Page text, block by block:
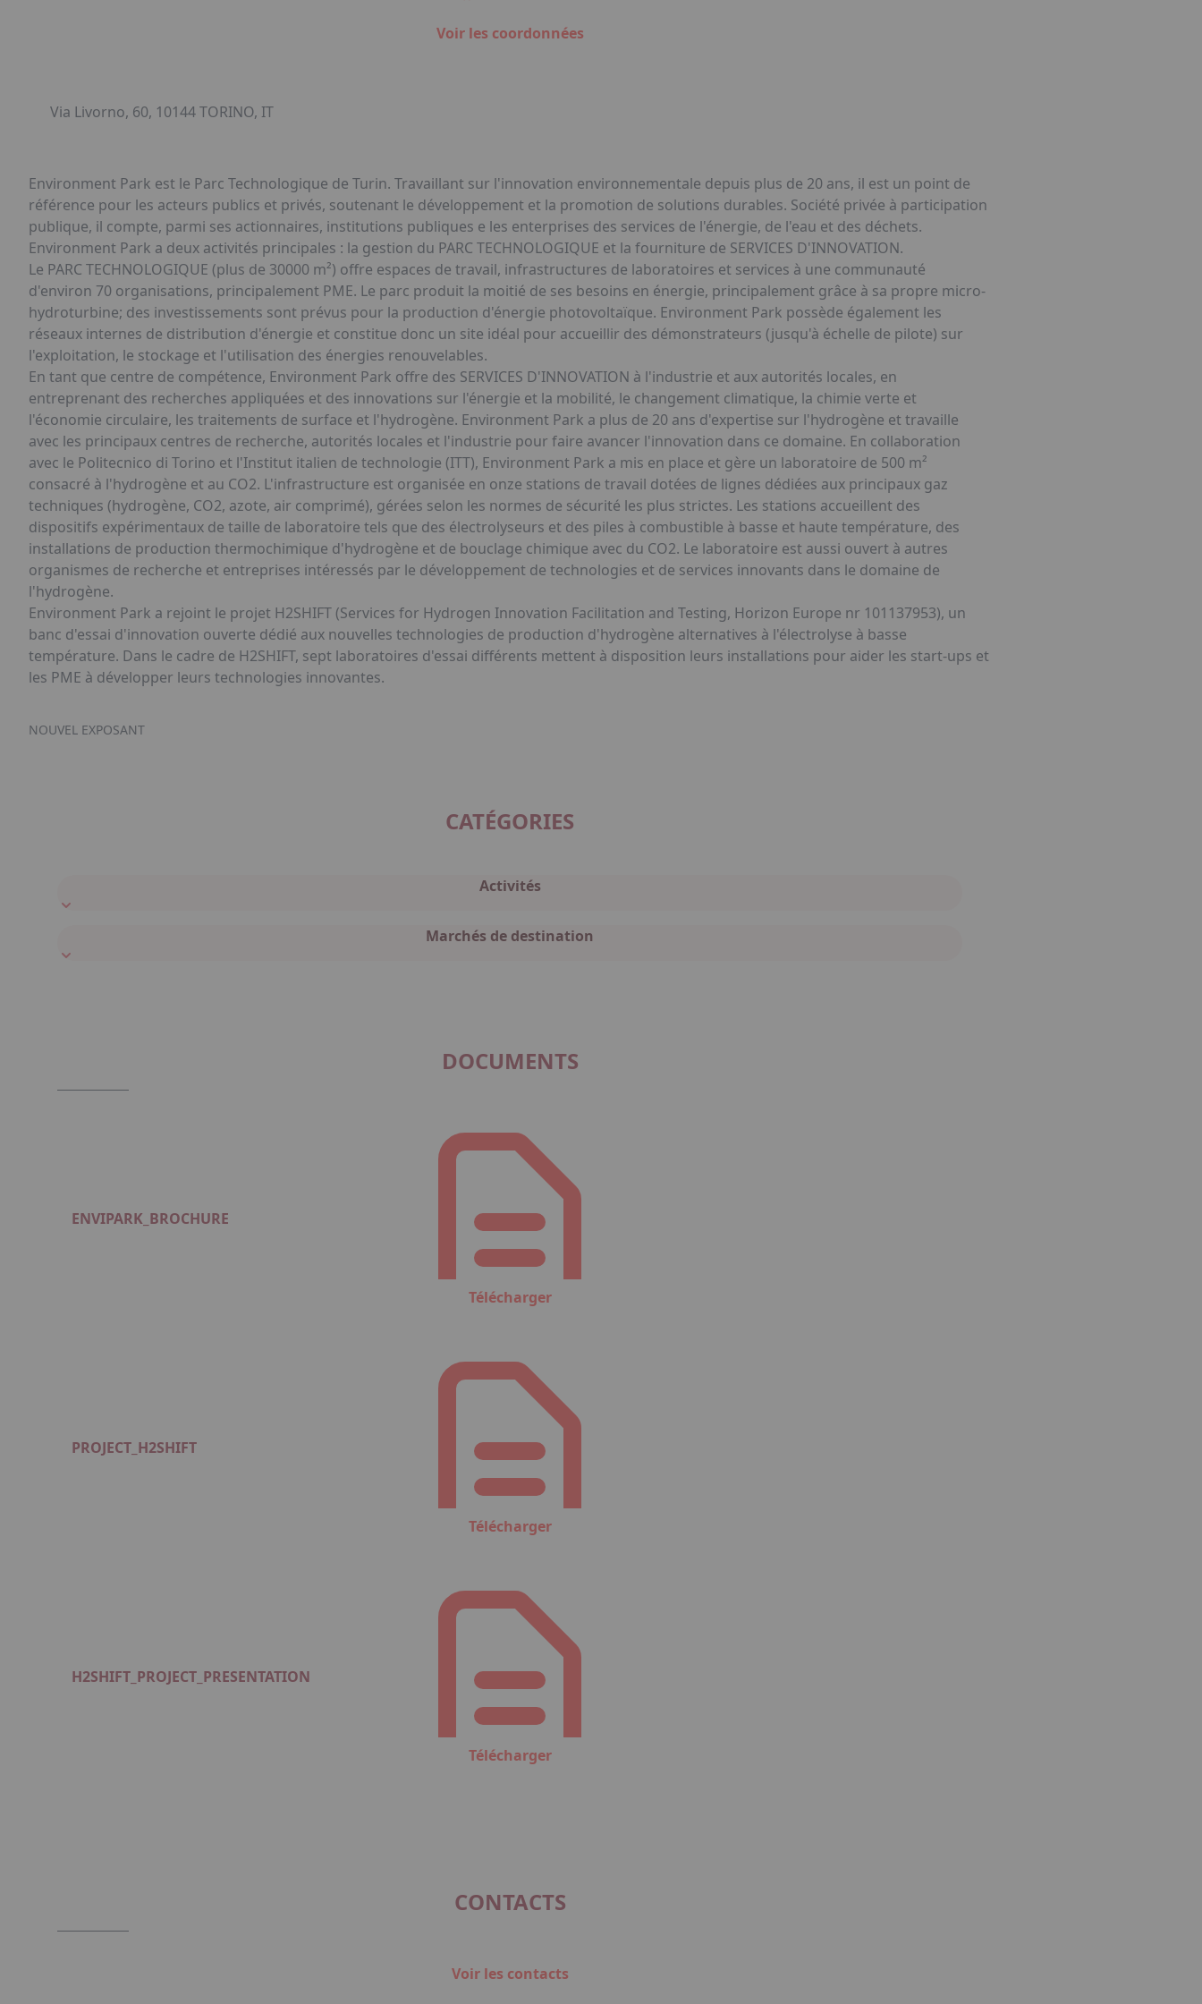
Voir les coordonnées
Via Livorno, 60, 10144 TORINO, IT
Environment Park est le Parc Technologique de Turin. Travaillant sur l'innovation environnementale depuis plus de 20 ans, il est un point de
référence pour les acteurs publics et privés, soutenant le développement et la promotion de solutions durables. Société privée à participation
publique, il compte, parmi ses actionnaires, institutions publiques e les enterprises des services de l'énergie, de l'eau et des déchets.
Environment Park a deux activités principales : la gestion du PARC TECHNOLOGIQUE et la fourniture de SERVICES D'INNOVATION.
Le PARC TECHNOLOGIQUE (plus de 30000 m²) offre espaces de travail, infrastructures de laboratoires et services à une communauté
d'environ 70 organisations, principalement PME. Le parc produit la moitié de ses besoins en énergie, principalement grâce à sa propre micro-
hydroturbine; des investissements sont prévus pour la production d'énergie photovoltaïque. Environment Park possède également les
réseaux internes de distribution d'énergie et constitue donc un site idéal pour accueillir des démonstrateurs (jusqu'à échelle de pilote) sur
l'exploitation, le stockage et l'utilisation des énergies renouvelables.
En tant que centre de compétence, Environment Park offre des SERVICES D'INNOVATION à l'industrie et aux autorités locales, en
entreprenant des recherches appliquées et des innovations sur l'énergie et la mobilité, le changement climatique, la chimie verte et
l'économie circulaire, les traitements de surface et l'hydrogène. Environment Park a plus de 20 ans d'expertise sur l'hydrogène et travaille
avec les principaux centres de recherche, autorités locales et l'industrie pour faire avancer l'innovation dans ce domaine. En collaboration
avec le Politecnico di Torino et l'Institut italien de technologie (ITT), Environment Park a mis en place et gère un laboratoire de 500 m²
consacré à l'hydrogène et au CO2. L'infrastructure est organisée en onze stations de travail dotées de lignes dédiées aux principaux gaz
techniques (hydrogène, CO2, azote, air comprimé), gérées selon les normes de sécurité les plus strictes. Les stations accueillent des
dispositifs expérimentaux de taille de laboratoire tels que des électrolyseurs et des piles à combustible à basse et haute température, des
installations de production thermochimique d'hydrogène et de bouclage chimique avec du CO2. Le laboratoire est aussi ouvert à autres
organismes de recherche et entreprises intéressés par le développement de technologies et de services innovants dans le domaine de
l'hydrogène.
Environment Park a rejoint le projet H2SHIFT (Services for Hydrogen Innovation Facilitation and Testing, Horizon Europe nr 101137953), un
banc d'essai d'innovation ouverte dédié aux nouvelles technologies de production d'hydrogène alternatives à l'électrolyse à basse
température. Dans le cadre de H2SHIFT, sept laboratoires d'essai différents mettent à disposition leurs installations pour aider les start-ups et
les PME à développer leurs technologies innovantes.
NOUVEL EXPOSANT
CATÉGORIES
Activités
Marchés de destination
DOCUMENTS
ENVIPARK_BROCHURE
Télécharger
PROJECT_H2SHIFT
Télécharger
H2SHIFT_PROJECT_PRESENTATION
Télécharger
CONTACTS
Voir les contacts